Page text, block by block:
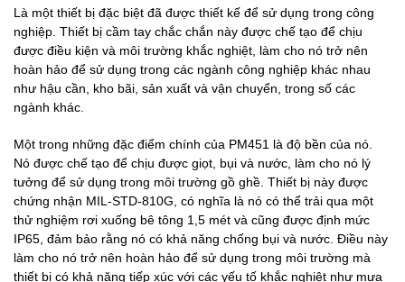
Là một thiết bị đặc biệt đã được thiết kế để sử dụng trong công
nghiệp. Thiết bị cầm tay chắc chắn này được chế tạo để chịu
được điều kiện và môi trường khắc nghiệt, làm cho nó trở nên
hoàn hảo để sử dụng trong các ngành công nghiệp khác nhau
như hậu cần, kho bãi, sản xuất và vận chuyển, trong số các
ngành khác.
Một trong những đặc điểm chính của PM451 là độ bền của nó.
Nó được chế tạo để chịu được giọt, bụi và nước, làm cho nó lý
tưởng để sử dụng trong môi trường gồ ghề. Thiết bị này được
chứng nhận MIL-STD-810G, có nghĩa là nó có thể trải qua một
thử nghiệm rơi xuống bê tông 1,5 mét và cũng được định mức
IP65, đảm bảo rằng nó có khả năng chống bụi và nước. Điều này
làm cho nó trở nên hoàn hảo để sử dụng trong môi trường mà
thiết bị có khả năng tiếp xúc với các yếu tố khắc nghiệt như mưa